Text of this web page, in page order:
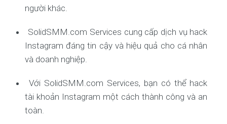
người khác.
SolidSMM.com Services cung cấp dịch vụ hack
Instagram đáng tin cậy và hiệu quả cho cá nhân
và doanh nghiệp.
Với SolidSMM.com Services, bạn có thể hack
tài khoản Instagram một cách thành công và an
toàn.